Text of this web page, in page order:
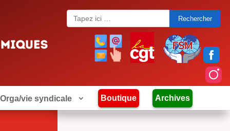
Search
for:
Orga/vie syndicale Boutique Archives